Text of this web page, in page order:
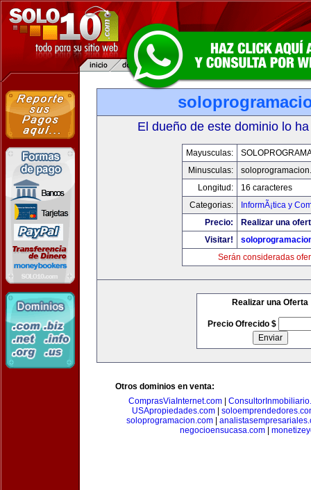
El dueño de este dominio lo
Mayusculas:
Minusculas:
Longitud:
16 caracteres
Categorias:
InformÃ¡tica y
Precio:
Realizar una
Visitar!
Serán consideradas
Realizar una Oferta
Precio Ofrecido $
Otros dominios en venta:
ComprasViaInternet.com
USApropiedades.com
soloprogramacion.com
negocioensucasa.com|